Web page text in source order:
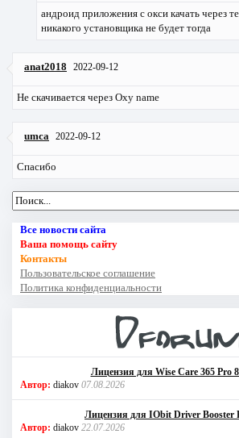
андроид приложения с окси качать через
никакого установщика не будет тогда
anat2018 2022-09-12
Не скачивается через Oxy name
umca 2022-09-12
Спасибо
Все новости сайта
Ваша помощь сайту
Контакты
Пользовательское соглашение
Политика конфиденциальности
Лицензия для Wise Care 365 Pro
Автор: diakov 07.08.2026
Лицензия для IObit Driver Booster
Автор: diakov 22.07.2026